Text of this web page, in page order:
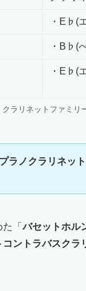
・E♭(
・B♭(
・E♭(
クラリネットファミリ
ラノクラリネッ
た「バセットホル
コントラバスクラ